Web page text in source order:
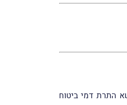
התרת דמי ביטוח